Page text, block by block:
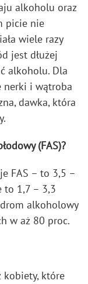
alkoholu oraz
picie nie
wiele razy
jest dłużej
alkoholu. Dla
nerki i wątroba
dawka, która
(FAS)?
FAS – to 3,5 –
to 1,7 – 3,3
alkoholowy
w aż 80 proc.
kobiety, które